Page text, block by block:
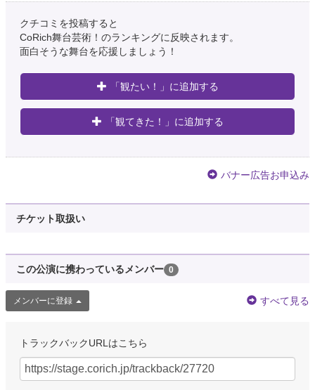
クチコミを投稿すると
CoRich舞台芸術！のランキングに反映されます。
面白そうな舞台を応援しましょう！
「観たい！」に追加する
「観てきた！」に追加する
バナー広告お申込み
チケット取扱い
この公演に携わっているメンバー 0
メンバーに登録 すべて見る
トラックバックURLはこちら